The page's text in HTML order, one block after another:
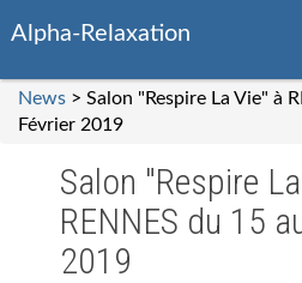
Alpha-Relaxation
News > Salon "Respire La Vie" à
Février 2019
Salon "Respire
RENNES du 15
2019